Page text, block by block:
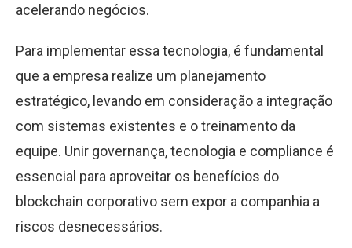
acelerando negócios.
Para implementar essa tecnologia, é fundamental
que a empresa realize um planejamento
estratégico, levando em consideração a integração
com sistemas existentes e o treinamento da
equipe. Unir governança, tecnologia e compliance é
essencial para aproveitar os benefícios do
blockchain corporativo sem expor a companhia a
riscos desnecessários.